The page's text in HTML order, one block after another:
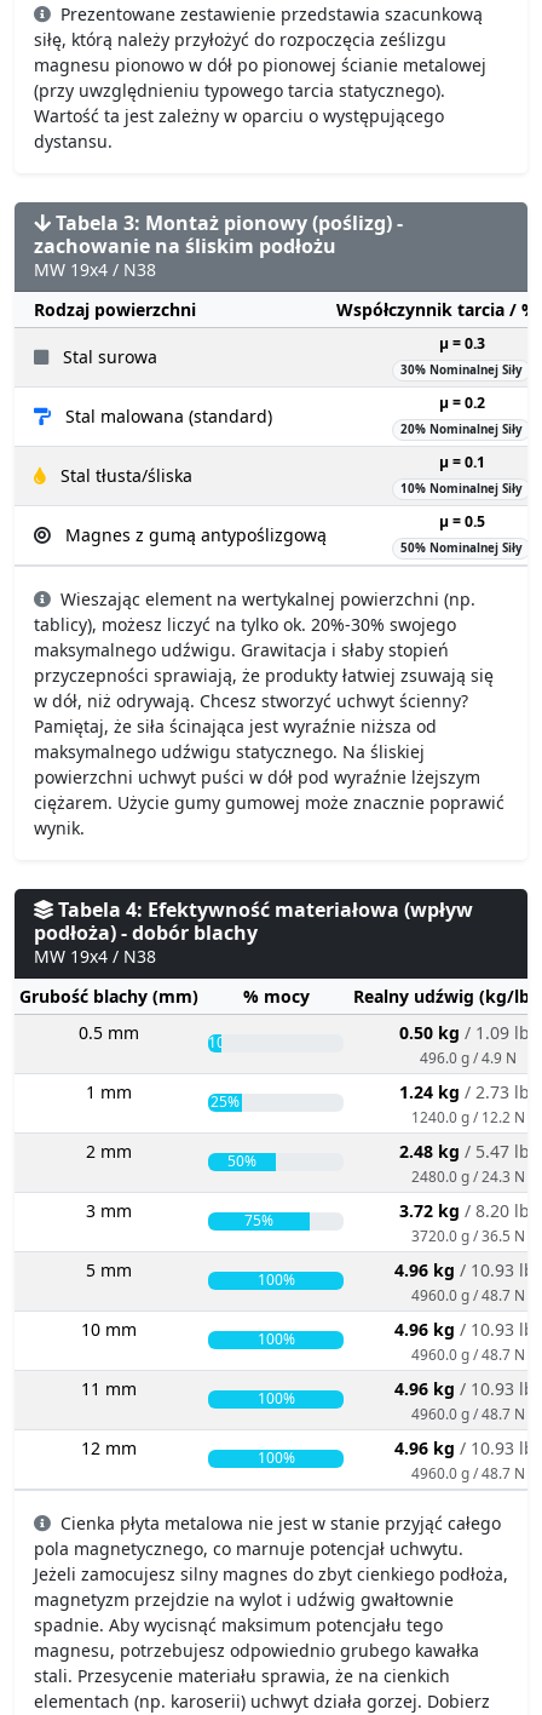
Prezentowane zestawienie przedstawia szacunkową
siłę, którą należy przyłożyć do rozpoczęcia ześlizgu
magnesu pionowo w dół po pionowej ścianie metalowej
(przy uwzględnieniu typowego tarcia statycznego).
Wartość ta jest zależny w oparciu o występującego
dystansu.
Tabela 3: Montaż pionowy (poślizg) -
zachowanie na śliskim podłożu
MW 19x4 / N38
Rodzaj powierzchni
Współczynnik tarcia /
Stal surowa
µ = 0.3
30% Nominalnej Siły
Stal malowana (standard)
µ = 0.2
20% Nominalnej Siły
Stal tłusta/śliska
µ = 0.1
10% Nominalnej Siły
Magnes z gumą antypoślizgową
µ = 0.5
50% Nominalnej Siły
Wieszając element na wertykalnej powierzchni (np.
tablicy), możesz liczyć na tylko ok. 20%-30% swojego
maksymalnego udźwigu. Grawitacja i słaby stopień
przyczepności sprawiają, że produkty łatwiej zsuwają się
w dół, niż odrywają. Chcesz stworzyć uchwyt ścienny?
Pamiętaj, że siła ścinająca jest wyraźnie niższa od
maksymalnego udźwigu statycznego. Na śliskiej
powierzchni uchwyt puści w dół pod wyraźnie lżejszym
ciężarem. Użycie gumy gumowej może znacznie poprawić
wynik.
Tabela 4: Efektywność materiałowa (wpływ
podłoża) - dobór blachy
MW 19x4 / N38
Grubość blachy (mm)
% mocy
Realny udźwig (kg/
0.5 mm
10% 0.50 kg / 1.09 lbs
496.0 g / 4.9 N
1 mm 25% 1.24 kg / 2.73 lbs
1240.0 g / 12.2 N
2 mm 50% 2.48 kg / 5.47 lbs
2480.0 g / 24.3 N
3 mm 75% 3.72 kg / 8.20 lbs
3720.0 g / 36.5 N
5 mm 100% 4.96 kg / 10.93 lbs
4960.0 g / 48.7 N
10 mm 100% 4.96 kg / 10.93 lbs
4960.0 g / 48.7 N
11 mm 100% 4.96 kg / 10.93 lbs
4960.0 g / 48.7 N
12 mm 100% 4.96 kg / 10.93 lbs
4960.0 g / 48.7 N
Cienka płyta metalowa nie jest w stanie przyjąć całego
pola magnetycznego, co marnuje potencjał uchwytu.
Jeżeli zamocujesz silny magnes do zbyt cienkiego podłoża,
magnetyzm przejdzie na wylot i udźwig gwałtownie
spadnie. Aby wycisnąć maksimum potencjału tego
magnesu, potrzebujesz odpowiednio grubego kawałka
stali. Przesycenie materiału sprawia, że na cienkich
elementach (np. karoserii) uchwyt działa gorzej. Dobierz